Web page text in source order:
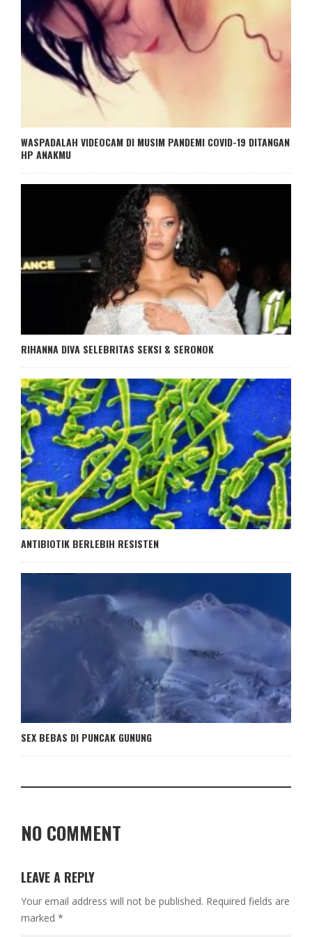
WASPADALAH VIDEOCAM DI MUSIM PANDEMI COVID-19 DITANGAN
HP ANAKMU
RIHANNA DIVA SELEBRITAS SEKSI & SERONOK
ANTIBIOTIK BERLEBIH RESISTEN
SEX BEBAS DI PUNCAK GUNUNG
NO COMMENT
LEAVE A REPLY
Your email address will not be published. Required fields are
marked *